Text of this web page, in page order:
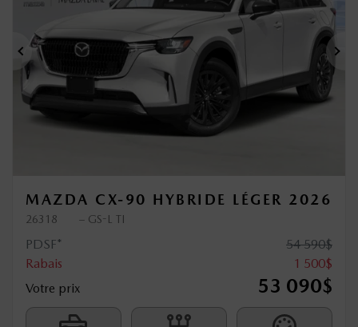
Précédent
MAZDA CX-90 HYBRIDE LÉGER 2026
26318 – GS-L TI
PDSF* 54 590$
Rabais
1 500$
Votre prix
53 090$